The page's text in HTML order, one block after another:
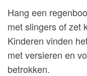
Hang een
met slingers of zet
Kinderen vinden
met versieren en
betrokken.